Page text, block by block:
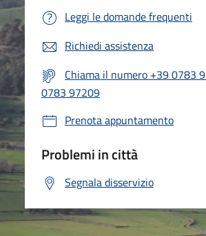
Leggi le domande frequenti
Richiedi assistenza
Chiama il numero +39 0783
0783 97209
Prenota appuntamento
Problemi in città
Segnala disservizio